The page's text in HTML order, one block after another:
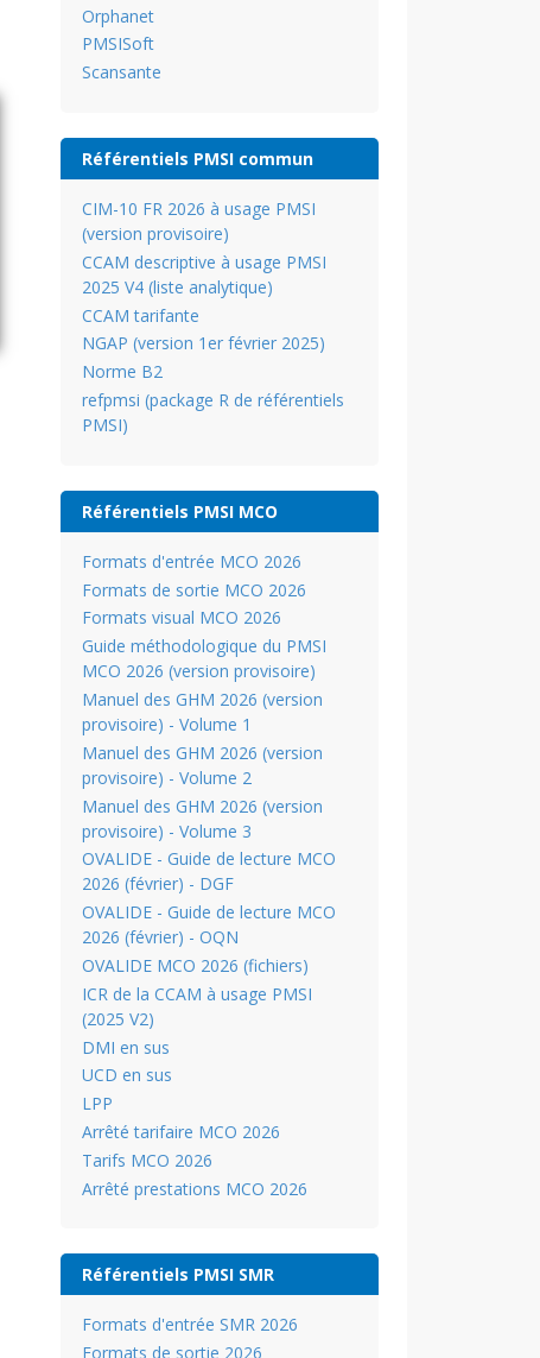
Orphanet
PMSISoft
Scansante
Référentiels PMSI commun
CIM-10 FR 2026 à usage PMSI
(version provisoire)
CCAM descriptive à usage PMSI
2025 V4 (liste analytique)
CCAM tarifante
NGAP (version 1er février 2025)
Norme B2
refpmsi (package R de référentiels
PMSI)
Référentiels PMSI MCO
Formats d'entrée MCO 2026
Formats de sortie MCO 2026
Formats visual MCO 2026
Guide méthodologique du PMSI
MCO 2026 (version provisoire)
Manuel des GHM 2026 (version
provisoire) - Volume 1
Manuel des GHM 2026 (version
provisoire) - Volume 2
Manuel des GHM 2026 (version
provisoire) - Volume 3
OVALIDE - Guide de lecture MCO
2026 (février) - DGF
OVALIDE - Guide de lecture MCO
2026 (février) - OQN
OVALIDE MCO 2026 (fichiers)
ICR de la CCAM à usage PMSI
(2025 V2)
DMI en sus
UCD en sus
LPP
Arrêté tarifaire MCO 2026
Tarifs MCO 2026
Arrêté prestations MCO 2026
Référentiels PMSI SMR
Formats d'entrée SMR 2026
Formats de sortie 2026